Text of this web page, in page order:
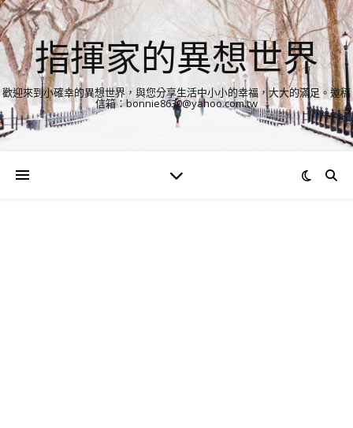
指揮家的異想世界
歡迎來到小確幸的異想世界，與您分享生活中小小的幸福，大大的滿足。邀稿
信箱：bonnie8630@yahoo.com.tw